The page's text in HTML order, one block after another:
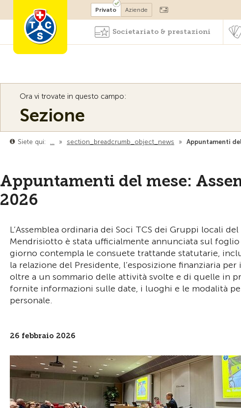
Diventare socio
Privato Aziende
Societariato & prestazioni
Ora vi trovate in questo campo:
Sezione
Siete qui: … » section_breadcrumb_object_news » Appuntamenti
Appuntamenti del mese:
2026
L’Assemblea ordinaria dei Soci TCS dei Gruppi locali
Mendrisiotto è stata ufficialmente annunciata sul foglio
giorno contempla le consuete trattande statutarie,
la relazione del Presidente, l’esposizione finanziaria
oltre a un sommario delle attività svolte e di quelle in
fornite informazioni sulle date, i luoghi e le modalità
personale.
26 febbraio 2026